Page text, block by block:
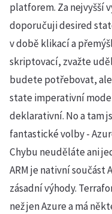
platforem. Za nejvyšší
doporučuji desired
v době klikací a
skriptovací, zvažte
budete potřebovat,
state imperativní
deklarativní. No a tam
fantastické volby -
Chybu neuděláte ani
ARM je nativní součást
zásadní výhody.
než jen Azure a má